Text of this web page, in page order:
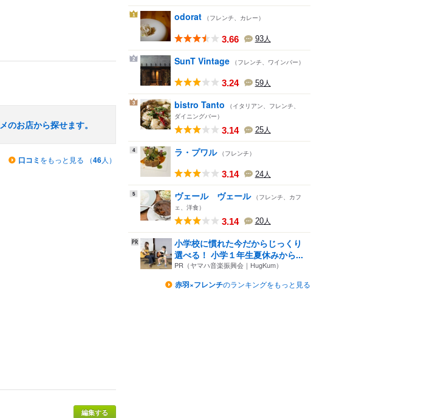
のお店から探せます。
口コミ をもっと見る （46人）
編集する
1 odorat （フレンチ、カレー）
3.66 93人
2 SunT Vintage （フレンチ、ワインバー）
3.24 59人
3 bistro Tanto
（イタリアン、フレンチ、
ダイニングバー）
3.14 25人
4 ラ・プワル （フレンチ）
3.14 24人
5 ヴェール ヴェール （フレンチ、カフ
ェ、洋食）
3.14 20人
小学校に慣れた今だからじっくり
選べる！ 小学１年生夏休みから...
PR（ヤマハ音楽振興会｜HugKum）
赤羽×フレンチのランキングをもっと見る